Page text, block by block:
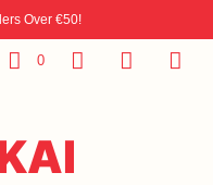
Over €50!
0